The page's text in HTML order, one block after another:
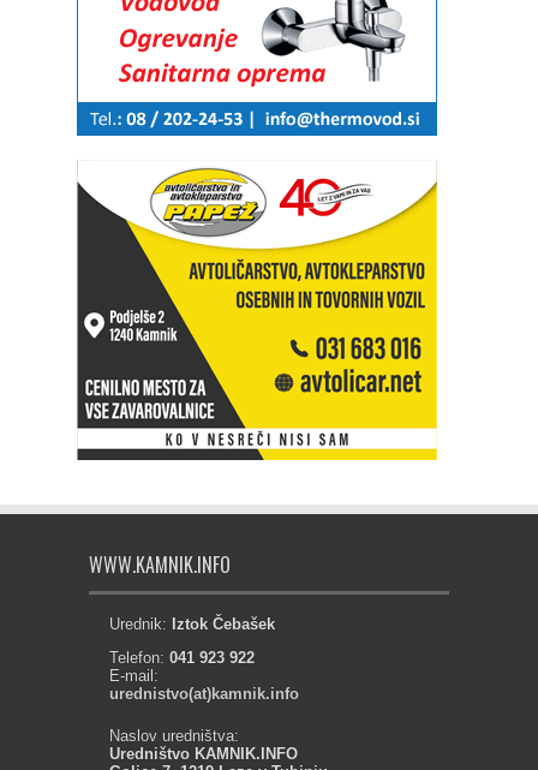
WWW.KAMNIK.INFO
Urednik: Iztok Čebašek
Telefon: 041 923 922
E-mail:
urednistvo(at)kamnik.info
Naslov uredništva:
Uredništvo KAMNIK.INFO